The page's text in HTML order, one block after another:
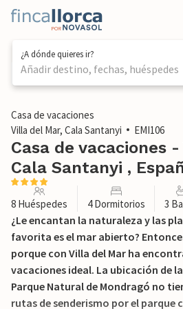
¿A dónde quieres ir?
Añadir destino, fechas, huéspedes
1 / 46
Casa de vacaciones
Villa del Mar, Cala Santanyi
EMI106
Casa de vacaciones
Cala Santanyi ,
8 Huéspedes 4 Dormitorios 3
¿Le encantan la naturaleza y las
favorita es el mar abierto?
porque con Villa del Mar ha
vacaciones ideal. La ubicación de
Parque Natural de Mondragó no
rutas de senderismo por el parque